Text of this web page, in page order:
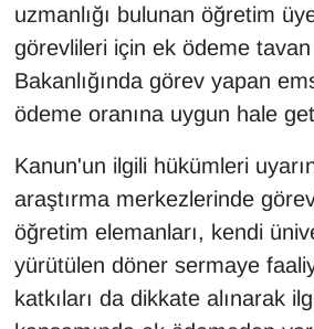
uzmanlığı bulunan öğretim
görevlileri için ek ödeme tavan
Bakanlığında görev yapan
ödeme oranına uygun hale
Kanun'un ilgili hükümleri
araştırma merkezlerinde
öğretim elemanları, kendi
yürütülen döner sermaye
katkıları da dikkate alınarak